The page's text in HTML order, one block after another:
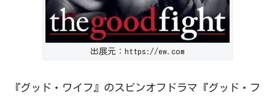
出展元：https://ew.com
『グッド・ワイフ』のスピンオフドラマ『グッド・フ